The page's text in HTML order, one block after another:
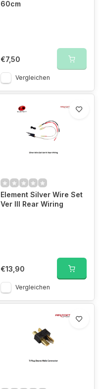
60cm
€7,50
Vergleichen
Element Silver Wire Set
Ver III Rear Wiring
€13,90
Vergleichen